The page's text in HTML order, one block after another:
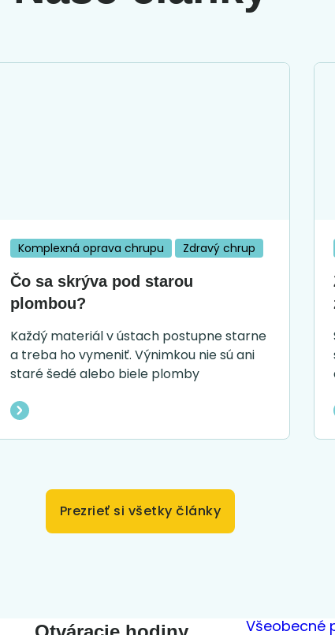
Komplexná oprava chrupu Zdravý chrup
Čo sa skrýva pod starou
plombou?
Každý materiál v ústach postupne starne
a treba ho vymeniť. Výnimkou nie sú ani
staré šedé alebo biele plomby
Prezrieť si všetky články
Všeobecné